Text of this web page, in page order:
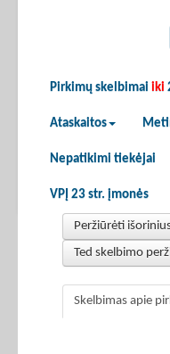
Pirkimų skelbimai iki
Ataskaitos
Nepatikimi tiekėjai
VPĮ 23 str. įmonės
Peržiūrėti
Ted skelbimo
Skelbimas apie